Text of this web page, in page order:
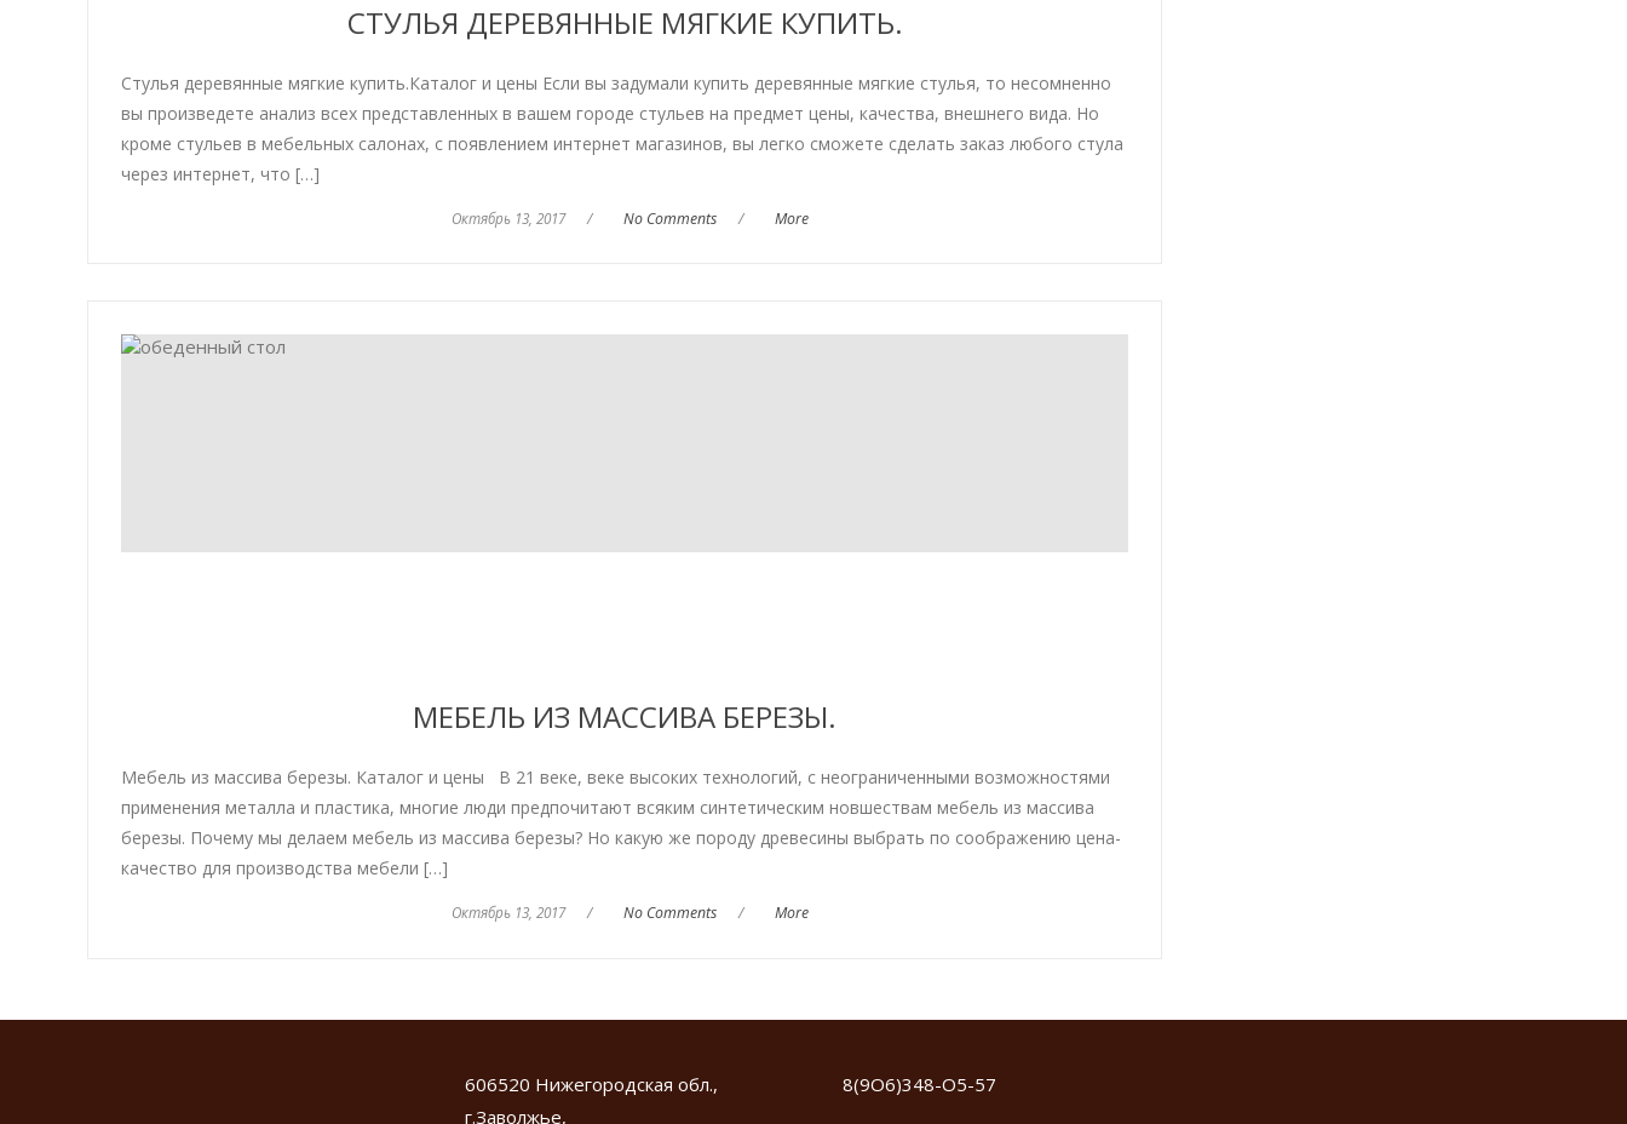
СТУЛЬЯ ДЕРЕВЯННЫЕ МЯГКИЕ КУПИТЬ.
Стулья деревянные мягкие купить.Каталог и цены Если вы задумали купить деревянные мягкие стулья, то несомненно
вы произведете анализ всех представленных в вашем городе стульев на предмет цены, качества, внешнего вида. Но
кроме стульев в мебельных салонах, с появлением интернет магазинов, вы легко сможете сделать заказ любого стула
через интернет, что […]
Октябрь 13, 2017 / No Comments / More
МЕБЕЛЬ ИЗ МАССИВА БЕРЕЗЫ.
Мебель из массива березы. Каталог и цены В 21 веке, веке высоких технологий, с неограниченными возможностями
применения металла и пластика, многие люди предпочитают всяким синтетическим новшествам мебель из массива
березы. Почему мы делаем мебель из массива березы? Но какую же породу древесины выбрать по соображению цена-
качество для производства мебели […]
Октябрь 13, 2017 / No Comments / More
606520 Нижегородская обл.,
г.Заволжье,
8(9О6)348-О5-57